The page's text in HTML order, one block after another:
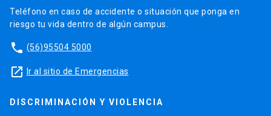
Teléfono en caso de accidente o situación que ponga en
riesgo tu vida dentro de algún campus.
phone (56)95504 5000
launch Ir al sitio de Emergencias
DISCRIMINACIÓN Y VIOLENCIA